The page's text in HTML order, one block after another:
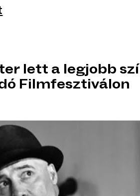
lett a legjobb
Filmfesztiválon